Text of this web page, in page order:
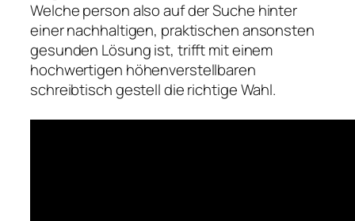
Welche person also auf der Suche hinter
einer nachhaltigen, praktischen ansonsten
gesunden Lösung ist, trifft mit einem
hochwertigen höhenverstellbaren
schreibtisch gestell die richtige Wahl.